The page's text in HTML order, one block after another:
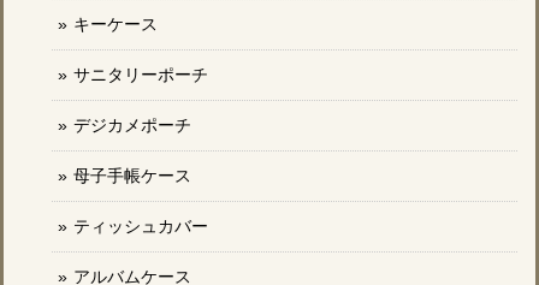
キーケース
サニタリーポーチ
デジカメポーチ
母子手帳ケース
ティッシュカバー
アルバムケース